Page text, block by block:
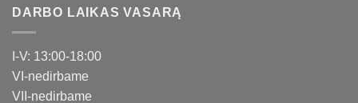
DARBO LAIKAS VASARĄ
I-V: 13:00-18:00
VI-nedirbame
VII-nedirbame